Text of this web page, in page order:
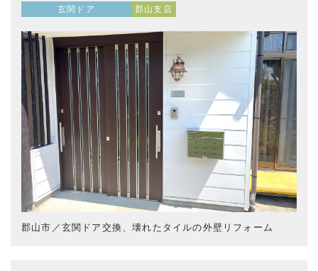
玄関ドア 郡山支店
郡山市／玄関ドア交換、壊れたタイルの外壁リフォーム